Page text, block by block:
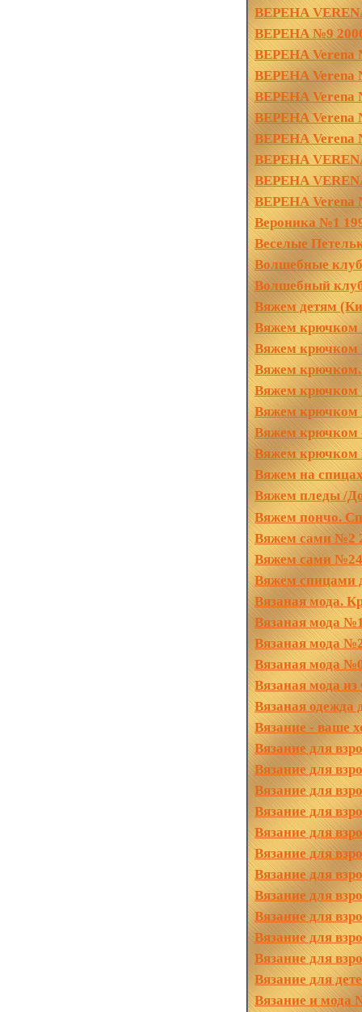
ВЕРЕНА
ВЕРЕНА №9
ВЕРЕНА Verena
ВЕРЕНА Verena
ВЕРЕНА Verena
ВЕРЕНА Verena
ВЕРЕНА Verena
ВЕРЕНА
ВЕРЕНА
ВЕРЕНАVerena
Вероника №1
Веселые
Волшебные
Волшебный
Вяжем детям
Вяжем крючком
Вяжем крючком
Вяжем
Вяжем крючком
Вяжем
Вяжем крючком
Вяжем крючком
Вяжем на
Вяжем пледы /
Вяжем пончо.
Вяжем сами №2
Вяжем сами №24
Вяжем спицами
Вязаная мода.
Вязаная мода
Вязаная мода
Вязаная мода
Вязаная мода
Вязаная
Вязание - ваше
Вязание для
Вязание для
Вязание для
Вязание для
Вязание для
Вязание для
Вязание для
Вязание для
Вязание для
Вязание для
Вязание для
Вязание для
Вязание и мода